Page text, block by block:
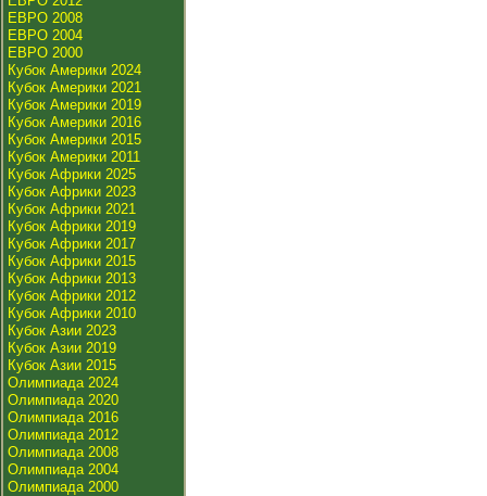
ЕВРО 2008
ЕВРО 2004
ЕВРО 2000
Кубок Америки 2024
Кубок Америки 2021
Кубок Америки 2019
Кубок Америки 2016
Кубок Америки 2015
Кубок Америки 2011
Кубок Африки 2025
Кубок Африки 2023
Кубок Африки 2021
Кубок Африки 2019
Кубок Африки 2017
Кубок Африки 2015
Кубок Африки 2013
Кубок Африки 2012
Кубок Африки 2010
Кубок Азии 2023
Кубок Азии 2019
Кубок Азии 2015
Олимпиада 2024
Олимпиада 2020
Олимпиада 2016
Олимпиада 2012
Олимпиада 2008
Олимпиада 2004
Олимпиада 2000